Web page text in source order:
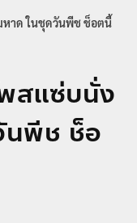
หาด ในชุดวันพีช ช็อตนี้
พสแซ่บนั่ง
นพีช ช็อ